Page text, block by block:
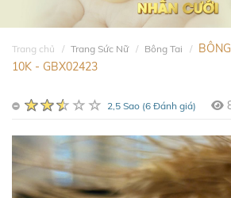
Trang chủ Trang Sức Nữ Bông Tai
10K - GBX02423
2,5 Sao (6 Đánh giá)